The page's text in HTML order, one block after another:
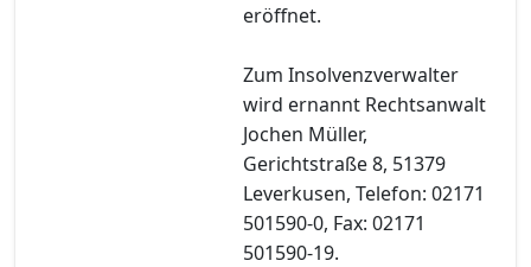
eröffnet.
Zum Insolvenzverwalter
wird ernannt Rechtsanwalt
Jochen Müller,
Gerichtstraße 8, 51379
Leverkusen, Telefon: 02171
501590-0, Fax: 02171
501590-19.